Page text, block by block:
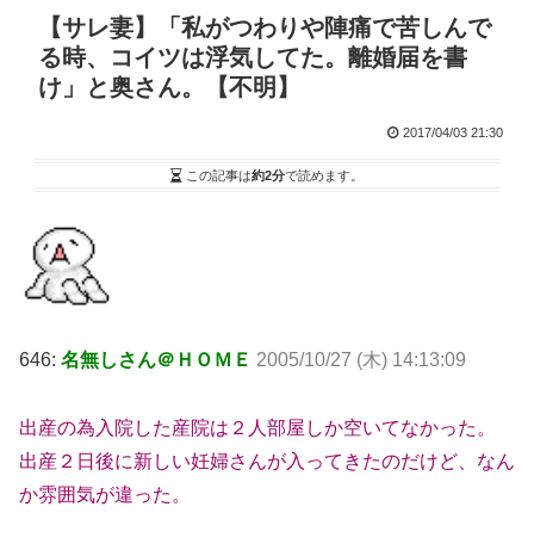
【サレ妻】「私がつわりや陣痛で苦しんで
る時、コイツは浮気してた。離婚届を書
け」と奥さん。【不明】
2017/04/03 21:30
この記事は約2分で読めます。
646: 名無しさん＠ＨＯＭＥ 2005/10/27 (木) 14:13:09
出産の為入院した産院は２人部屋しか空いてなかった。
出産２日後に新しい妊婦さんが入ってきたのだけど、なん
か雰囲気が違った。